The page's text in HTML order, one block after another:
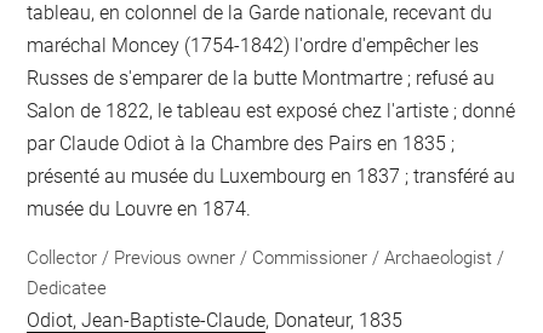
tableau, en colonnel de la Garde nationale, recevant du
maréchal Moncey (1754-1842) l'ordre d'empêcher les
Russes de s'emparer de la butte Montmartre ; refusé au
Salon de 1822, le tableau est exposé chez l'artiste ; donné
par Claude Odiot à la Chambre des Pairs en 1835 ;
présenté au musée du Luxembourg en 1837 ; transféré au
musée du Louvre en 1874.
Collector / Previous owner / Commissioner / Archaeologist /
Dedicatee
Odiot, Jean-Baptiste-Claude, Donateur, 1835